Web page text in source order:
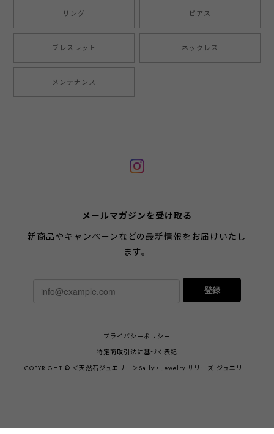
リング ピアス
ブレスレット ネックレス
メンテナンス
メールマガジンを受け取る
新商品やキャンペーンなどの最新情報をお届けいたし
ます。
登録
プライバシーポリシー
特定商取引法に基づく表記
COPYRIGHT © ＜天然石ジュエリー＞Sally’s Jewelry サリーズ ジュエリー